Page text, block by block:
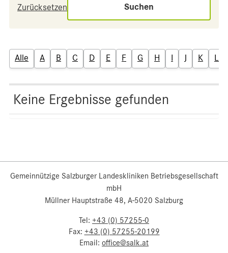
Zurücksetzen Suchen
Alle A B C D E F G H I J K L
Keine Ergebnisse gefunden
Gemeinnützige Salzburger Landeskliniken Betriebsgesellschaft
mbH
Müllner Hauptstraße 48, A-5020 Salzburg
Tel: +43 (0) 57255-0
Fax: +43 (0) 57255-20199
Email: office@salk.at